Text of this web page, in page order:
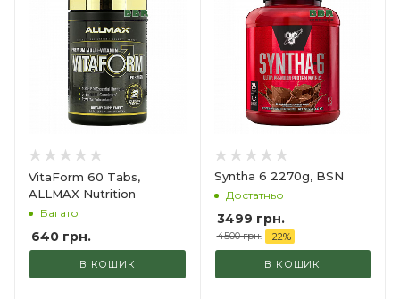
VitaForm 60 Tabs,
ALLMAX Nutrition
Багато
640 грн.
В КОШИК
Syntha 6 2270g, BSN
Достатньо
3499 грн.
4500 грн. -22%
В КОШИК